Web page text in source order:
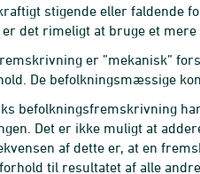
stigende eller faldende
det rimeligt at bruge et
er ”mekanisk”
De befolkningsmæssige
befolkningsfremskrivning
Det er ikke muligt at
af dette er, at en
til resultatet af alle